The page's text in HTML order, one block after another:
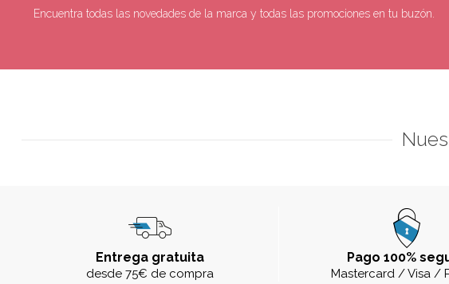
Encuentra todas las novedades de la marca y todas las promociones en tu buzón.
Entrega gratuita
desde 75€ de compra
Pago 100%
Mastercard / Visa /